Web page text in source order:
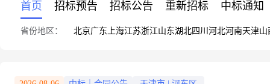
首页 招标预告 招标公告 重新招标 中标通知
省份地区： 北京广东 上海江苏浙江山东湖北四川 河北河南天津山